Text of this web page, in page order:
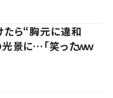
たら“胸元に違和
景に…「笑ったｗｗ